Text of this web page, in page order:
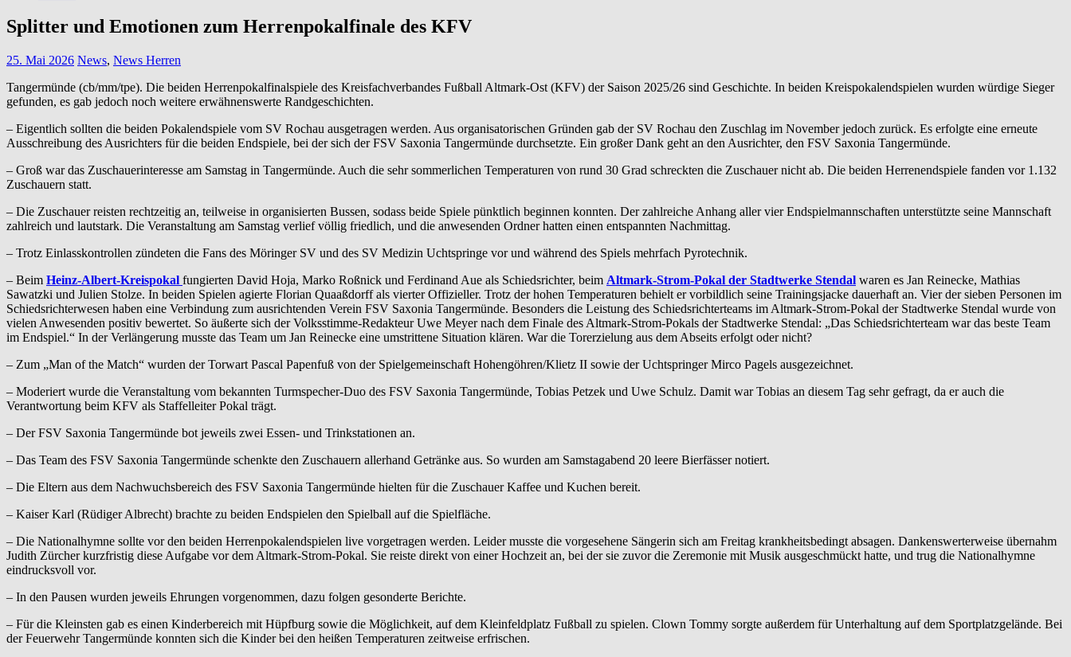
Splitter und Emotionen zum Herrenpokalfinale des KFV
25. Mai 2026 News, News Herren
Tangermünde (cb/mm/tpe). Die beiden Herrenpokalfinalspiele des Kreisfachverbandes Fußball Altmark-Ost (KFV) der Saison 2025/26 sind Geschichte. In beiden Kreispokalendspielen wurden würdige Sieger
gefunden, es gab jedoch noch weitere erwähnenswerte Randgeschichten.
– Eigentlich sollten die beiden Pokalendspiele vom SV Rochau ausgetragen werden. Aus organisatorischen Gründen gab der SV Rochau den Zuschlag im November jedoch zurück. Es erfolgte eine erneute
Ausschreibung des Ausrichters für die beiden Endspiele, bei der sich der FSV Saxonia Tangermünde durchsetzte. Ein großer Dank geht an den Ausrichter, den FSV Saxonia Tangermünde.
– Groß war das Zuschauerinteresse am Samstag in Tangermünde. Auch die sehr sommerlichen Temperaturen von rund 30 Grad schreckten die Zuschauer nicht ab. Die beiden Herrenendspiele fanden vor 1.132
Zuschauern statt.
– Die Zuschauer reisten rechtzeitig an, teilweise in organisierten Bussen, sodass beide Spiele pünktlich beginnen konnten. Der zahlreiche Anhang aller vier Endspielmannschaften unterstützte seine Mannschaft
zahlreich und lautstark. Die Veranstaltung am Samstag verlief völlig friedlich, und die anwesenden Ordner hatten einen entspannten Nachmittag.
– Trotz Einlasskontrollen zündeten die Fans des Möringer SV und des SV Medizin Uchtspringe vor und während des Spiels mehrfach Pyrotechnik.
– Beim Heinz-Albert-Kreispokal fungierten David Hoja, Marko Roßnick und Ferdinand Aue als Schiedsrichter, beim Altmark-Strom-Pokal der Stadtwerke Stendal waren es Jan Reinecke, Mathias
Sawatzki und Julien Stolze. In beiden Spielen agierte Florian Quaaßdorff als vierter Offizieller. Trotz der hohen Temperaturen behielt er vorbildlich seine Trainingsjacke dauerhaft an. Vier der sieben Personen im
Schiedsrichterwesen haben eine Verbindung zum ausrichtenden Verein FSV Saxonia Tangermünde. Besonders die Leistung des Schiedsrichterteams im Altmark-Strom-Pokal der Stadtwerke Stendal wurde von
vielen Anwesenden positiv bewertet. So äußerte sich der Volksstimme-Redakteur Uwe Meyer nach dem Finale des Altmark-Strom-Pokals der Stadtwerke Stendal: „Das Schiedsrichterteam war das beste Team
im Endspiel.“ In der Verlängerung musste das Team um Jan Reinecke eine umstrittene Situation klären. War die Torerzielung aus dem Abseits erfolgt oder nicht?
– Zum „Man of the Match“ wurden der Torwart Pascal Papenfuß von der Spielgemeinschaft Hohengöhren/Klietz II sowie der Uchtspringer Mirco Pagels ausgezeichnet.
– Moderiert wurde die Veranstaltung vom bekannten Turmspecher-Duo des FSV Saxonia Tangermünde, Tobias Petzek und Uwe Schulz. Damit war Tobias an diesem Tag sehr gefragt, da er auch die
Verantwortung beim KFV als Staffelleiter Pokal trägt.
– Der FSV Saxonia Tangermünde bot jeweils zwei Essen- und Trinkstationen an.
– Das Team des FSV Saxonia Tangermünde schenkte den Zuschauern allerhand Getränke aus. So wurden am Samstagabend 20 leere Bierfässer notiert.
– Die Eltern aus dem Nachwuchsbereich des FSV Saxonia Tangermünde hielten für die Zuschauer Kaffee und Kuchen bereit.
– Kaiser Karl (Rüdiger Albrecht) brachte zu beiden Endspielen den Spielball auf die Spielfläche.
– Die Nationalhymne sollte vor den beiden Herrenpokalendspielen live vorgetragen werden. Leider musste die vorgesehene Sängerin sich am Freitag krankheitsbedingt absagen. Dankenswerterweise übernahm
Judith Zürcher kurzfristig diese Aufgabe vor dem Altmark-Strom-Pokal. Sie reiste direkt von einer Hochzeit an, bei der sie zuvor die Zeremonie mit Musik ausgeschmückt hatte, und trug die Nationalhymne
eindrucksvoll vor.
– In den Pausen wurden jeweils Ehrungen vorgenommen, dazu folgen gesonderte Berichte.
– Für die Kleinsten gab es einen Kinderbereich mit Hüpfburg sowie die Möglichkeit, auf dem Kleinfeldplatz Fußball zu spielen. Clown Tommy sorgte außerdem für Unterhaltung auf dem Sportplatzgelände. Bei
der Feuerwehr Tangermünde konnten sich die Kinder bei den heißen Temperaturen zeitweise erfrischen.